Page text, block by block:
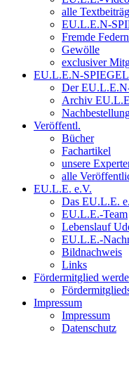
alle
EU.L.E.N-
Fremde Federn
Gewölle
exclusiver
EU.L.E.N-SPIEGEL
Der
Archiv
Veröffentl.
Bücher
Fachartikel
unsere
alle
EU.L.E. e.V.
Das EU.L.E.
EU.L.E.-Team
Lebenslauf
EU.L.E.-
Bildnachweis
Links
Fördermitglied
Impressum
Impressum
Datenschutz